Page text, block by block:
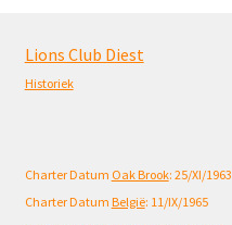
Lions Club Diest
Historiek
Charter Datum Oak Brook: 25/XI/1963
Charter Datum België: 11/IX/1965